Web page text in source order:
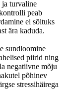
ja turvaline
peab
ei sõltuks
ära kaduda.
sundloomine
piirid ning
negatiivne mõju
põhinev
stressihäirega